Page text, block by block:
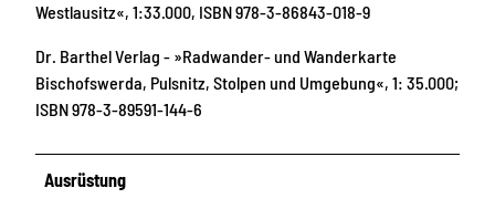
Westlausitz«, 1:33.000, ISBN 978-3-86843-018-9
Dr. Barthel Verlag - »Radwander- und Wanderkarte
Bischofswerda, Pulsnitz, Stolpen und Umgebung«, 1: 35.000;
ISBN 978-3-89591-144-6
Ausrüstung